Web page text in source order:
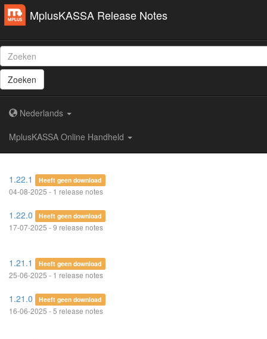
MplusKASSA Release Notes
Zoeken
Nederlands
MplusKASSA Online Handheld
1.22.1 Heeft geen download
04-08-2025 - 1 release notes
1.22.0 Heeft geen download
17-07-2025 - 9 release notes
1.21.1 Heeft geen download
25-06-2025 - 1 release notes
1.21.0 Heeft geen download
16-06-2025 - 5 release notes